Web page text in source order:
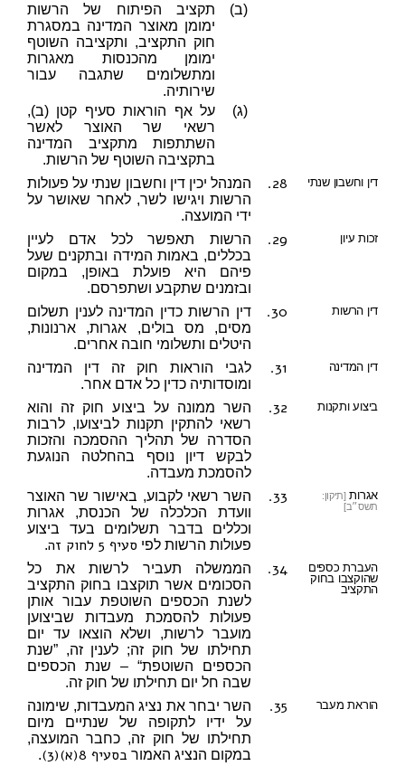
(ב)
תקציב הפיתוח של הרשות
ימומן מאוצר המדינה במסגרת
חוק התקציב, ותקציבה השוטף
ימומן מהכנסות מאגרות
ומתשלומים שתגבה עבור
שירותיה.
(ג)
על אף הוראות סעיף קטן (ב),
רשאי שר האוצר לאשר
השתתפות מתקציב המדינה
בתקציבה השוטף של הרשות.
28. דין וחשבון שנתי
המנהל יכין דין וחשבון שנתי על פעולות
הרשות ויגישו לשר, לאחר שאושר על
ידי המועצה.
29. זכות עיון
הרשות תאפשר לכל אדם לעיין
בכללים, באמות המידה ובתקנים שעל
פיהם היא פועלת באופן, במקום
ובזמנים שתקבע ושתפרסם.
30. דין הרשות
דין הרשות כדין המדינה לענין תשלום
מסים, מס בולים, אגרות, ארנונות,
היטלים ותשלומי חובה אחרים.
31. דין המדינה
לגבי הוראות חוק זה דין המדינה
ומוסדותיה כדין כל אדם אחר.
32. ביצוע ותקנות
השר ממונה על ביצוע חוק זה והוא
רשאי להתקין תקנות לביצועו, לרבות
הסדרה של תהליך ההסמכה והזכות
לבקש דיון נוסף בהחלטה הנוגעת
להסמכת מעבדה.
33. אגרות[תיקון:
תשס״ב]
השר רשאי לקבוע, באישור שר האוצר
וועדת הכלכלה של הכנסת, אגרות
וכללים בדבר תשלומים בעד ביצוע
פעולות הרשות לפי סעיף 5 לחוק זה .
34.
העברת כספים
שהוקצבו בחוק
התקציב
הממשלה תעביר לרשות את כל
הסכומים אשר תוקצבו בחוק התקציב
לשנת הכספים השוטפת עבור אותן
פעולות להסמכת מעבדות שביצוען
מועבר לרשות, ושלא הוצאו עד יום
תחילתו של חוק זה; לענין זה, ”שנת
הכספים השוטפת“ – שנת הכספים
שבה חל יום תחילתו של חוק זה.
35. הוראת מעבר
השר יבחר את נציג המעבדות, שימונה
על ידיו לתקופה של שנתיים מיום
תחילתו של חוק זה, כחבר המועצה,
במקום הנציג האמור בסעיף 8(א)(3) .